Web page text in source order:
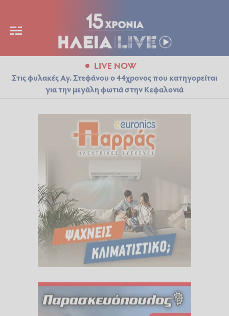
LIVE NOW
Στις φυλακές Αγ. Στεφάνου ο 44χρονος που κατηγορείται
για την μεγάλη φωτιά στην Κεφαλονιά